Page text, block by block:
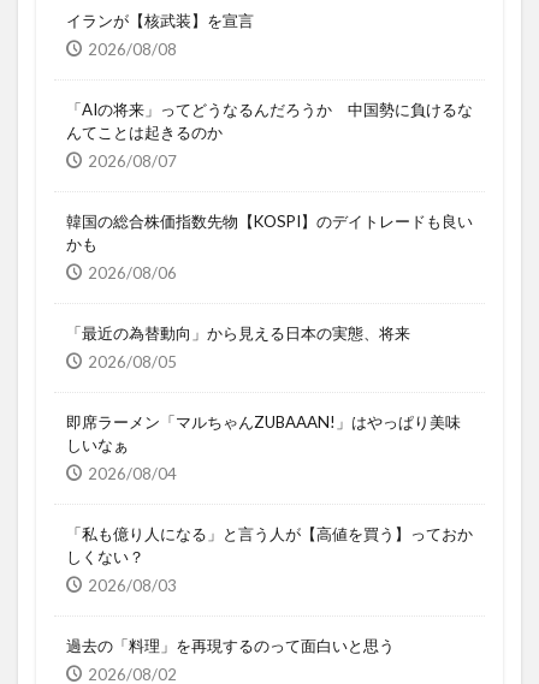
イランが【核武装】を宣言
2026/08/08
「AIの将来」ってどうなるんだろうか 中国勢に負けるな
んてことは起きるのか
2026/08/07
韓国の総合株価指数先物【KOSPI】のデイトレードも良い
かも
2026/08/06
「最近の為替動向」から見える日本の実態、将来
2026/08/05
即席ラーメン「マルちゃんZUBAAAN!」はやっぱり美味
しいなぁ
2026/08/04
「私も億り人になる」と言う人が【高値を買う】っておか
しくない？
2026/08/03
過去の「料理」を再現するのって面白いと思う
2026/08/02